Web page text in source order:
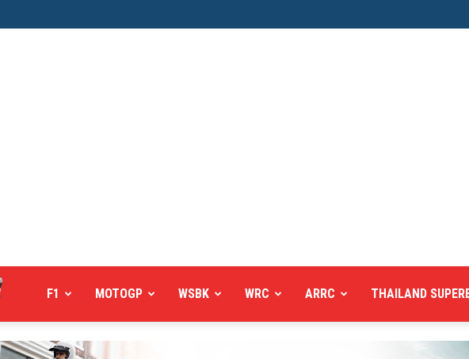
Motorsportlives
F1 MOTOGP WSBK WRC ARRC THAILAND